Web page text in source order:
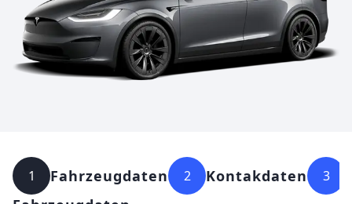
1 Fahrzeugdaten 2 Kontakdaten 3